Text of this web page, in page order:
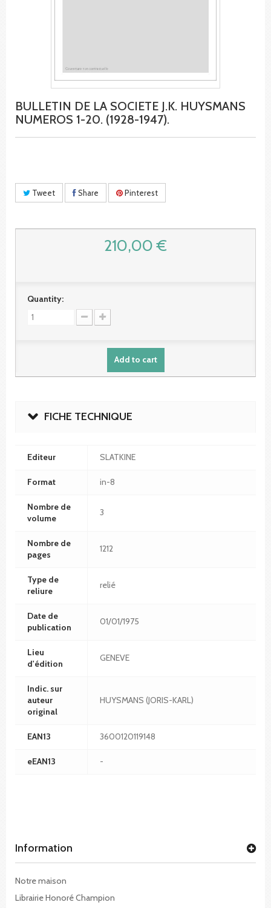
BULLETIN DE LA SOCIETE J.K. HUYSMANS
NUMEROS 1-20. (1928-1947).
Tweet Share Pinterest
210,00 €
Quantity:
Add to cart
FICHE TECHNIQUE
Editeur SLATKINE
Format in-8
Nombre de
volume
3
Nombre de
pages
1212
Type de
reliure
relié
Date de
publication
01/01/1975
Lieu
d'édition
GENEVE
Indic. sur
auteur
original
HUYSMANS (JORIS-KARL)
EAN13 3600120119148
eEAN13 -
Information
Notre maison
Librairie Honoré Champion